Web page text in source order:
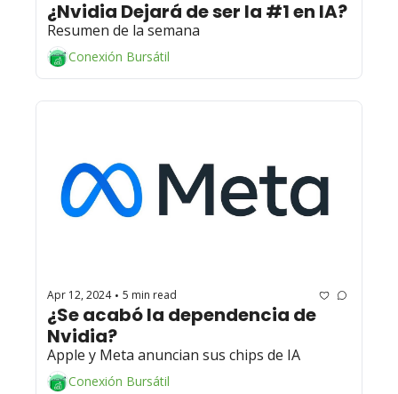
¿Nvidia Dejará de ser la #1 en IA?
Conexión Bursátil
Apr 12, 2024 • 5 min read
¿Se acabó la dependencia de
Apple y Meta anuncian sus chips de IA
Conexión Bursátil